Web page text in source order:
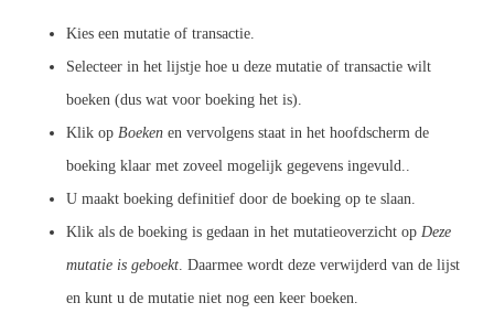
Kies een mutatie of transactie.
Selecteer in het lijstje hoe u deze mutatie of transactie wilt
boeken (dus wat voor boeking het is).
Klik op Boeken en vervolgens staat in het hoofdscherm de
boeking klaar met zoveel mogelijk gegevens ingevuld..
U maakt boeking definitief door de boeking op te slaan.
Klik als de boeking is gedaan in het mutatieoverzicht op Deze
mutatie is geboekt . Daarmee wordt deze verwijderd van de lijst
en kunt u de mutatie niet nog een keer boeken.